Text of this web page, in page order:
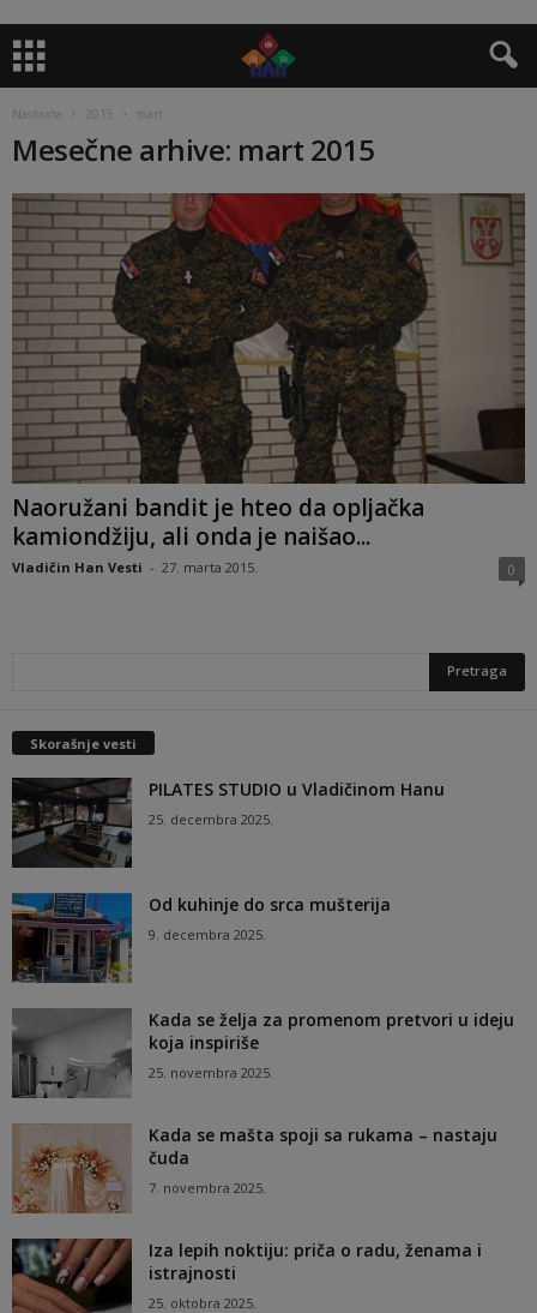
Naslovna 2015 mart
Mesečne arhive: mart 2015
Naoružani bandit je hteo da opljačka
kamiondžiju, ali onda je naišao...
Vladičin Han Vesti - 27. marta 2015. 0
Skorašnje vesti
PILATES STUDIO u Vladičinom Hanu
25. decembra 2025.
Od kuhinje do srca mušterija
9. decembra 2025.
Kada se želja za promenom pretvori u ideju
koja inspiriše
25. novembra 2025.
Kada se mašta spoji sa rukama – nastaju
čuda
7. novembra 2025.
Iza lepih noktiju: priča o radu, ženama i
istrajnosti
25. oktobra 2025.